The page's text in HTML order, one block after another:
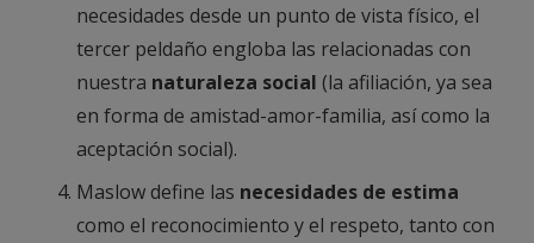
necesidades desde un punto de vista físico, el
tercer peldaño engloba las relacionadas con
nuestra naturaleza social (la afiliación, ya sea
en forma de amistad-amor-familia, así como la
aceptación social).
Maslow define las necesidades de estima
como el reconocimiento y el respeto, tanto con